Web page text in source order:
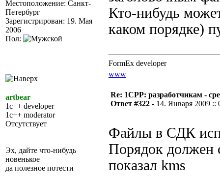
Местоположение: Санкт-
Петербург
Зарегистрирован: 19. Мая
2006
Пол:
Кто-нибудь
каком порядке)
FormEx developer
www
artbear
1c++ developer
1c++ moderator
Отсутствует
Эх, дайте что-нибудь
новенькое
да полезное потести
Re: 1CPP: разработчикам -
Ответ #322 - 14. Января 2009 ::
Файлы в СДК
Порядок должен
показал kms